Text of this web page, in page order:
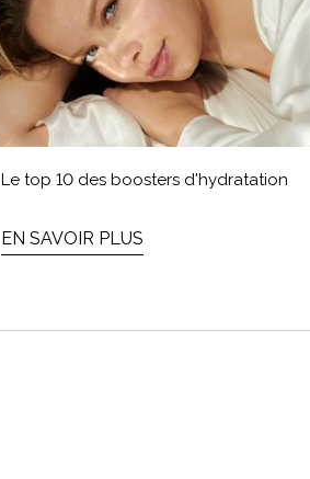
Le top 10 des boosters d'hydratation
EN SAVOIR PLUS